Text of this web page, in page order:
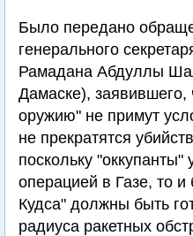
Было передано
генерального
Рамадана Абдуллы
Дамаске), заявившего,
оружию" не примут
не прекратятся
поскольку
операцией в Газе, то
Кудса" должны быть
радиуса ракетных